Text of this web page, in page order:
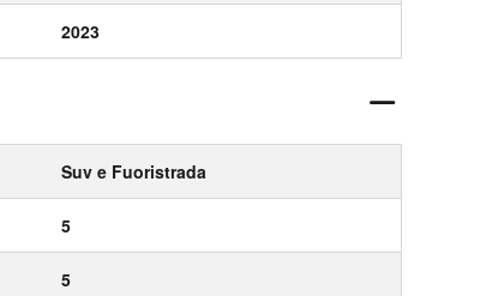
2023
Suv e Fuoristrada
5
5